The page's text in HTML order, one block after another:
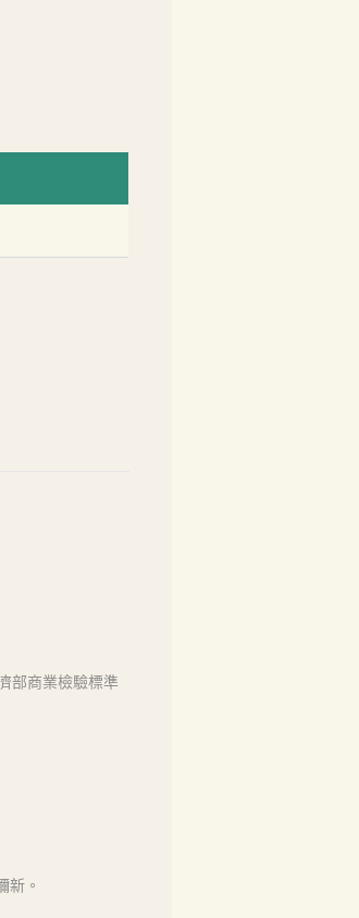
部商業檢驗標準
新。